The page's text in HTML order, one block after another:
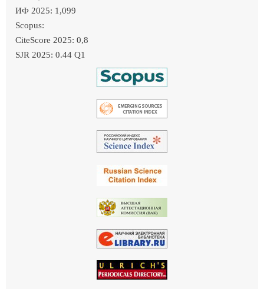
ИФ 2025: 1,099
Scopus:
CiteScore 2025: 0,8
SJR 2025: 0.44 Q1